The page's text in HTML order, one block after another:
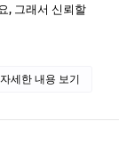
, 그래서 신뢰할
자세한 내용 보기